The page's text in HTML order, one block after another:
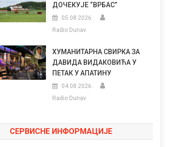
ДОЧЕКУЈЕ “ВРБАС”
05.08.2026.
Radio Dunav
ХУМАНИТАРНА СВИРКА ЗА
ДАВИДА ВИДАКОВИЋА У
ПЕТАК У АПАТИНУ
04.08.2026.
Radio Dunav
СЕРВИСНЕ ИНФОРМАЦИЈЕ